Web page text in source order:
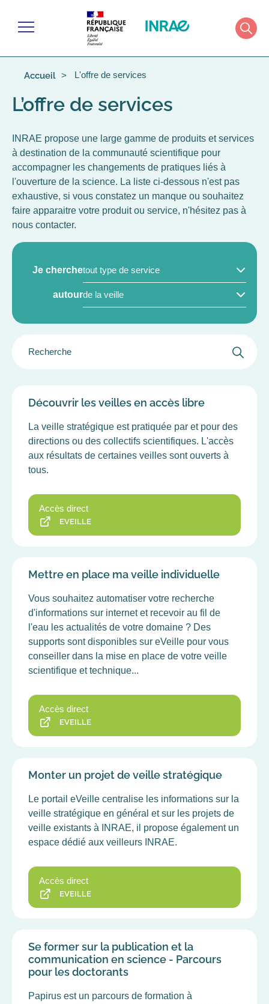
Menu
Accueil L'offre de services
L’offre de services
INRAE propose une large gamme de produits et services
à destination de la communauté scientifique pour
accompagner les changements de pratiques liés à
l'ouverture de la science. La liste ci-dessous n'est pas
exhaustive, si vous constatez un manque ou souhaitez
faire apparaitre votre produit ou service, n'hésitez pas à
nous contacter.
Je chercheTYPE
(FIELD_PRODUCT_SERVICE)
autour DOMAINES
CHAMPS
Découvrir les veilles en accès libre
La veille stratégique est pratiquée par et pour des
directions ou des collectifs scientifiques. L'accès
aux résultats de certaines veilles sont ouverts à
tous.
Accès direct
EVEILLE
Mettre en place ma veille individuelle
Vous souhaitez automatiser votre recherche
d'informations sur internet et recevoir au fil de
l'eau les actualités de votre domaine ? Des
supports sont disponibles sur eVeille pour vous
conseiller dans la mise en place de votre veille
scientifique et technique...
Accès direct
EVEILLE
Monter un projet de veille stratégique
Le portail eVeille centralise les informations sur la
veille stratégique en général et sur les projets de
veille existants à INRAE, il propose également un
espace dédié aux veilleurs INRAE.
Accès direct
EVEILLE
Se former sur la publication et la
communication en science - Parcours
pour les doctorants
Papirus est un parcours de formation à